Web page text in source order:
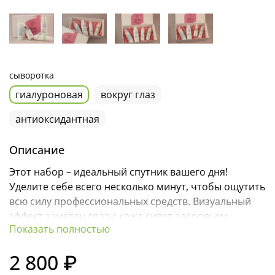
сыворотка
гиалуроновая
вокруг глаз
антиоксидантная
Описание
Этот набор – идеальный спутник вашего дня!
Уделите себе всего несколько минут, чтобы ощутить
всю силу профессиональных средств. Визуальный
эффект заметен сразу: кожа сияет здоровьем,
становится нежной, увлажненной и гладкой.
сохранить красоту и молодость вашей кожи
Показать полностью
2 800 ₽